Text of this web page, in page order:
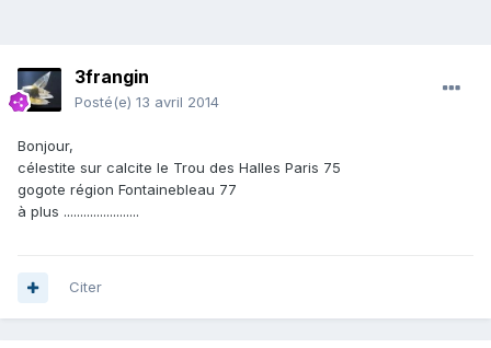
3frangin
Posté(e) 13 avril 2014
Bonjour,
célestite sur calcite le Trou des Halles Paris 75
gogote région Fontainebleau 77
à plus .......................
Citer